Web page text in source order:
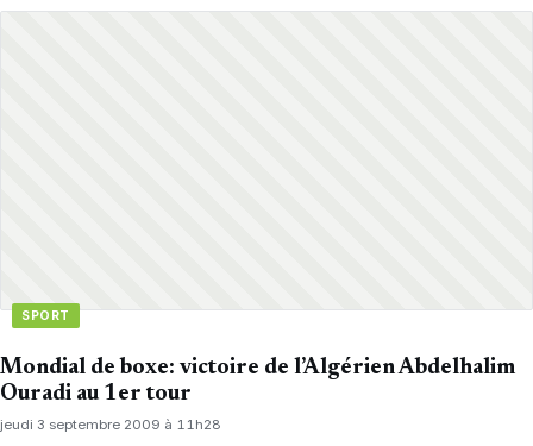
SPORT
Mondial de boxe: victoire de l’Algérien Abdelhalim
Ouradi au 1er tour
jeudi 3 septembre 2009 à 11h28